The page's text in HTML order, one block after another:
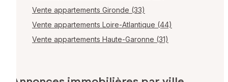
Vente appartements Gironde (33)
Vente appartements Loire-Atlantique (44)
Vente appartements Haute-Garonne (31)